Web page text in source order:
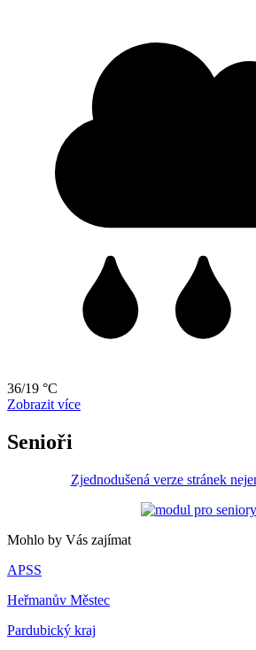
36/19 °C
Zobrazit více
Senioři
Zjednodušená verze stránek
Mohlo by Vás zajímat
APSS
Heřmanův Městec
Pardubický kraj